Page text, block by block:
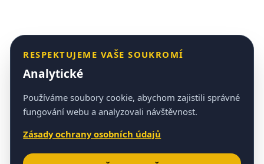
RESPEKTUJEME VAŠE SOUKROMÍ
Analytické
Používáme soubory cookie, abychom zajistili správné
fungování webu a analyzovali návštěvnost.
Zásady ochrany osobních údajů